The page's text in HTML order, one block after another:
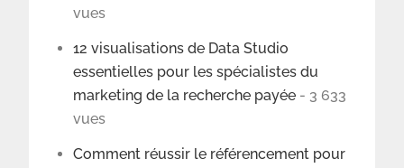
vues
12 visualisations de Data Studio
essentielles pour les spécialistes du
marketing de la recherche payée - 3 633
vues
Comment réussir le référencement pour